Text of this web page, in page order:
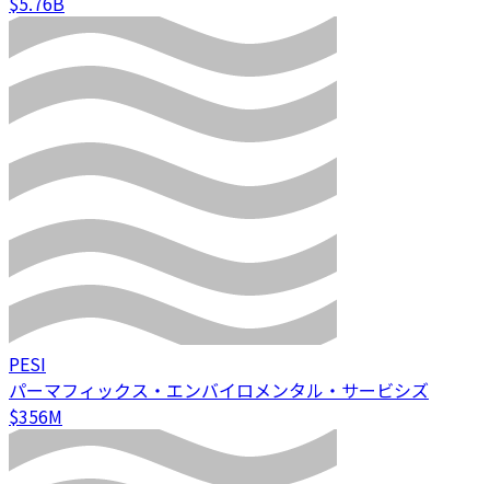
PESI
パーマフィックス・エンバイロメンタル・サービシズ
$356M